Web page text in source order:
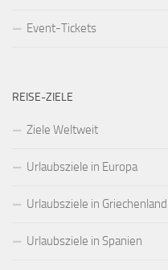
Event-Tickets
REISE-ZIELE
Ziele Weltweit
Urlaubsziele in Europa
Urlaubsziele in Griechenland
Urlaubsziele in Spanien